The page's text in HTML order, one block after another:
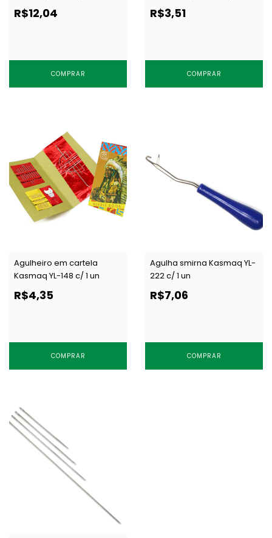
R$12,04
COMPRAR
R$3,51
COMPRAR
Agulheiro em cartela
Kasmaq YL-148 c/ 1 un
R$4,35
COMPRAR
Agulha smirna Kasmaq YL-
222 c/ 1 un
R$7,06
COMPRAR